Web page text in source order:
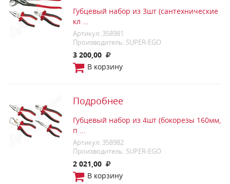
Губцевый набор из 3шт (сантехнические
кл ...
Артикул: 358981
Производитель: SUPER-EGO
3 200,00
В корзину
Подробнее
Губцевый набор из 4шт (бокорезы 160мм,
п ...
Артикул: 358982
Производитель: SUPER-EGO
2 021,00
В корзину